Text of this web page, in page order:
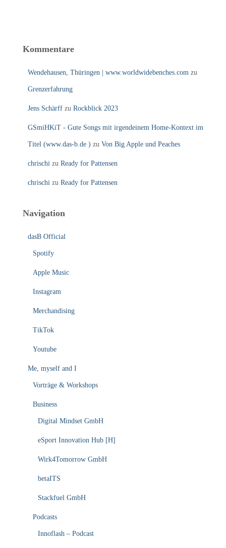
Kommentare
Wendehausen, Thüringen | www.worldwidebenches.com zu
Grenzerfahrung
Jens Schärff zu Rockblick 2023
GSmiHKiT - Gute Songs mit irgendeinem Home-Kontext im
Titel (www.das-b.de ) zu Von Big Apple und Peaches
chrischi zu Ready for Pattensen
chrischi zu Ready for Pattensen
Navigation
dasB Official
Spotify
Apple Music
Instagram
Merchandising
TikTok
Youtube
Me, myself and I
Vorträge & Workshops
Business
Digital Mindset GmbH
eSport Innovation Hub [H]
Wirk4Tomorrow GmbH
betaITS
Stackfuel GmbH
Podcasts
Innoflash – Podcast